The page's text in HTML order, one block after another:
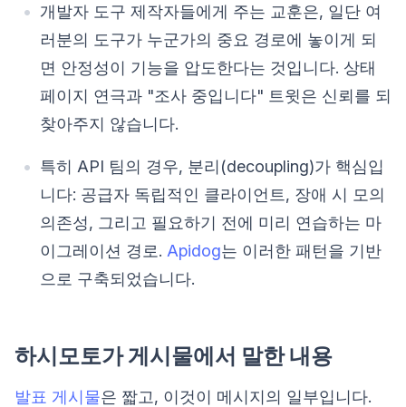
개발자 도구 제작자들에게 주는 교훈은, 일단 여
러분의 도구가 누군가의 중요 경로에 놓이게 되
면 안정성이 기능을 압도한다는 것입니다. 상태
페이지 연극과 "조사 중입니다" 트윗은 신뢰를 되
찾아주지 않습니다.
특히 API 팀의 경우, 분리(decoupling)가 핵심입
니다: 공급자 독립적인 클라이언트, 장애 시 모의
의존성, 그리고 필요하기 전에 미리 연습하는 마
이그레이션 경로. Apidog는 이러한 패턴을 기반
으로 구축되었습니다.
하시모토가 게시물에서 말한 내용
발표 게시물은 짧고, 이것이 메시지의 일부입니다.